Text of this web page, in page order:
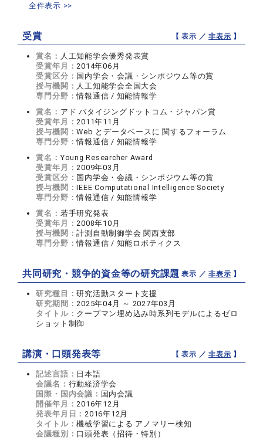
全件表示 >>
受賞 【 表示 ／非表示 】
賞名： 人工知能学会優秀発表賞
受賞年月： 2014年06月
受賞区分： 国内学会・会議・シンポジウム等の賞
授与機関： 人工知能学会全国大会
専門分野：情報通信 / 知能情報学
賞名： アド バタイジングドットコム・ジャパン賞
受賞年月： 2011年11月
授与機関：Web とデータベースに 関するフォーラム
専門分野：情報通信 / 知能情報学
賞名： Young Researcher Award
受賞年月： 2009年03月
受賞区分： 国内学会・会議・シンポジウム等の賞
授与機関：IEEE Computational Intelligence Society
専門分野：情報通信 / 知能情報学
賞名： 若手研究発表
受賞年月： 2008年10月
授与機関：計測自動制御学会 関西支部
専門分野：情報通信 / 知能ロボティクス
共同研究・競争的資金等の研究課題【 表示 ／非表示 】
研究種目：研究活動スタート支援
研究期間： 2025年04月 ～ 2027年03月
タイトル： クープマン埋め込み時系列モデルによるゼロ
ショット制御
講演・口頭発表等 【 表示 ／非表示 】
記述言語： 日本語
会議名： 行動経済学会
国際・国内会議： 国内会議
開催年月： 2016年12月
発表年月日： 2016年12月
タイトル：機械学習による アノマリー検知
会議種別： 口頭発表（招待・特別）